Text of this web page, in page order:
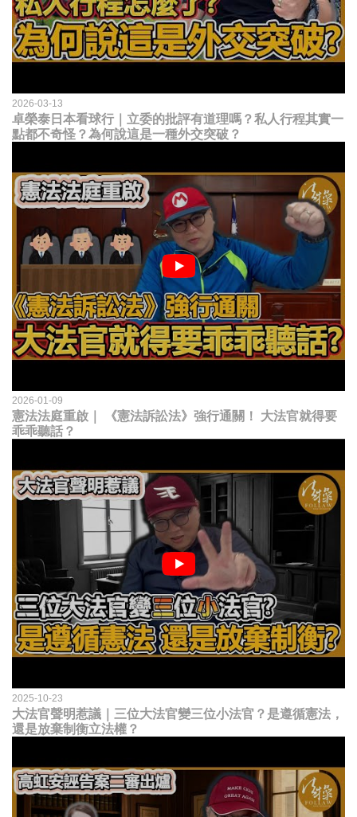
2026-03-13
卓榮泰日本看球行｜立委的批評有道理嗎？私人行程其實一
點都不奇怪？為何說這是一種外交突破？
2026-01-09
憲法法庭重啟｜ 《憲法訴訟法》強行通關！ 大法官就得要
乖乖聽話？
2025-10-23
大法官聲明惹議｜三位大法官變三位小法官？是遵循憲法，
還是放棄制衡立法權？